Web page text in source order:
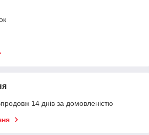
14 днів за домовленістю